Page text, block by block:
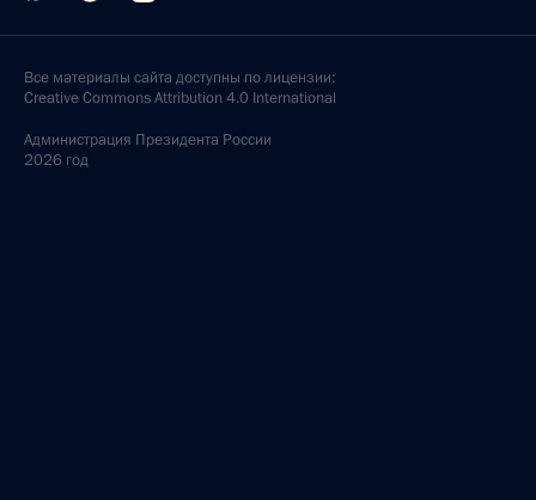
Все материалы сайта доступны по лицензии:
Creative Commons Attribution 4.0 International
Администрация Президента России
2026 год